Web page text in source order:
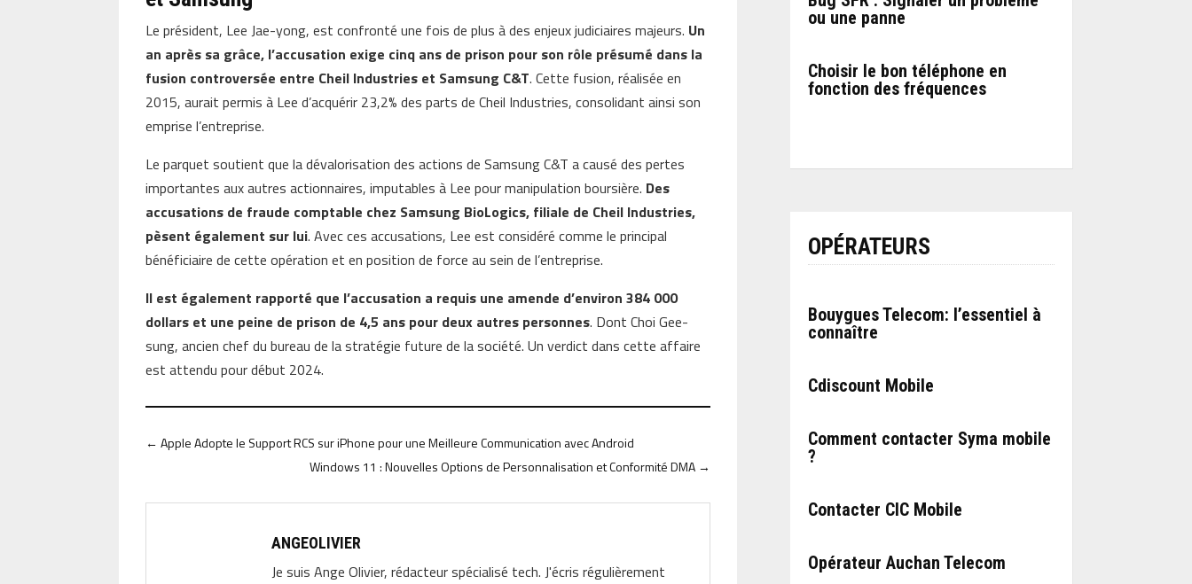
Le président, Lee Jae-yong, est confronté une fois de plus à des enjeux judiciaires majeurs. Un
an après sa grâce, l’accusation exige cinq ans de prison pour son rôle présumé dans la
fusion controversée entre Cheil Industries et Samsung C&T. Cette fusion, réalisée en
2015, aurait permis à Lee d’acquérir 23,2% des parts de Cheil Industries, consolidant ainsi son
emprise l’entreprise.
Le parquet soutient que la dévalorisation des actions de Samsung C&T a causé des pertes
importantes aux autres actionnaires, imputables à Lee pour manipulation boursière. Des
accusations de fraude comptable chez Samsung BioLogics, filiale de Cheil Industries,
pèsent également sur lui. Avec ces accusations, Lee est considéré comme le principal
bénéficiaire de cette opération et en position de force au sein de l’entreprise.
Il est également rapporté que l’accusation a requis une amende d’environ 384 000
dollars et une peine de prison de 4,5 ans pour deux autres personnes. Dont Choi Gee-
sung, ancien chef du bureau de la stratégie future de la société. Un verdict dans cette affaire
est attendu pour début 2024.
←Apple Adopte le Support RCS sur iPhone pour une Meilleure Communication avec Android
Windows 11 : Nouvelles Options de Personnalisation et Conformité DMA →
ANGEOLIVIER
Je suis Ange Olivier, rédacteur spécialisé tech. J'écris régulièrement
ou une panne
Choisir le bon téléphone en
fonction des fréquences
OPÉRATEURS
Bouygues Telecom: l’essentiel à
connaître
Cdiscount Mobile
Comment contacter Syma mobile
?
Contacter CIC Mobile
Opérateur Auchan Telecom